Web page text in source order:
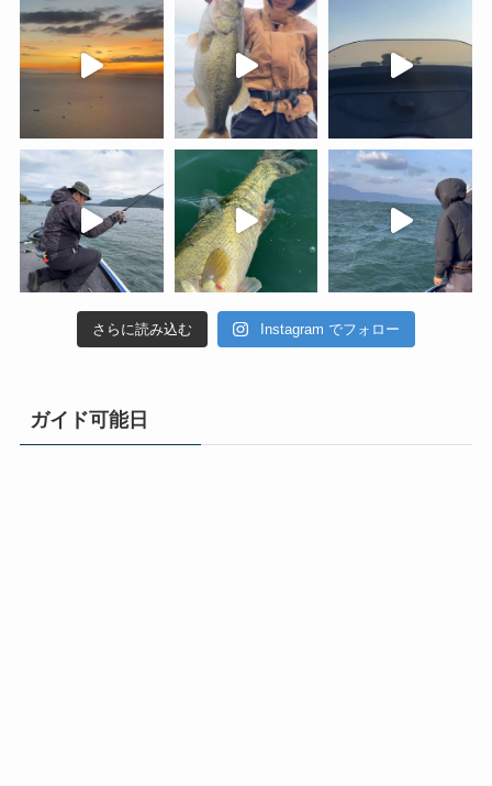
さらに読み込む Instagram でフォロー
ガイド可能日